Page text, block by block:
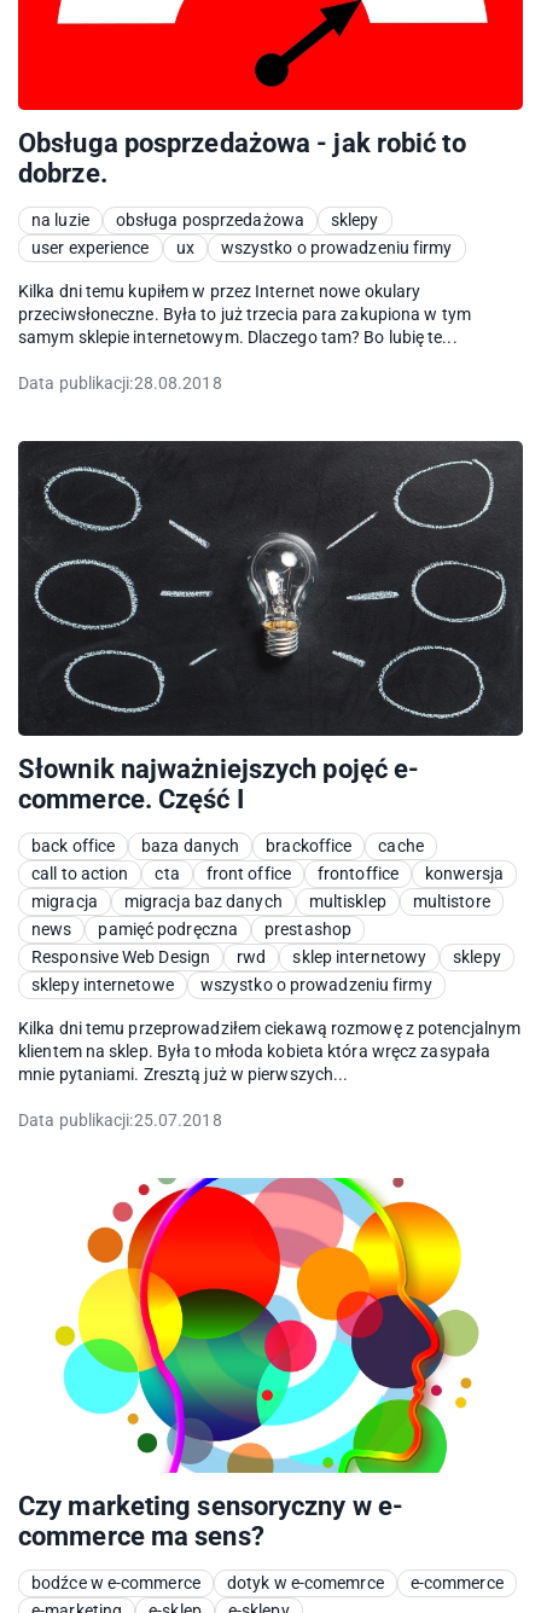
Obsługa posprzedażowa - jak robić to
dobrze.
na luzie obsługa posprzedażowa
sklepy
user experience
ux wszystko o prowadzeniu firmy
Kilka dni temu kupiłem w przez Internet nowe okulary
przeciwsłoneczne. Była to już trzecia para zakupiona w tym
samym sklepie internetowym. Dlaczego tam? Bo lubię te...
Data publikacji:28.08.2018
Słownik najważniejszych pojęć e-
commerce. Część I
back office baza danych brackoffice
cache
call to action
cta front office frontoffice
konwersja
migracja
migracja baz danych multisklep
multistore
news
pamięć podręczna
prestashop
Responsive Web Design
rwd sklep internetowy
sklepy
sklepy internetowe
wszystko o prowadzeniu firmy
Kilka dni temu przeprowadziłem ciekawą rozmowę z potencjalnym
klientem na sklep. Była to młoda kobieta która wręcz zasypała
mnie pytaniami. Zresztą już w pierwszych...
Data publikacji:25.07.2018
Czy marketing sensoryczny w e-
commerce ma sens?
bodźce w e-commerce dotyk w e-comemrce
e-commerce